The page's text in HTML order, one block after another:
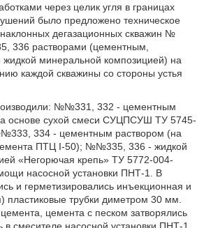
через целик угля в границах
было предложено техническое
дегазационных скважин №
336 растворами (цементным,
минеральной композицией) на
каждой скважины со стороны устья
№№331, 332 - цементным
основе сухой смеси СУЦПСУШ ТУ 5745-
334 - цементным раствором (на
ПТЦ I-50); №№335, 336 - жидкой
«Негорючая крепь» ТУ 5772-004-
насосной установки ПНТ-1. В
и герметизировались инъекционная и
пластиковые трубки диметром 30 мм.
цемента с песком затворялись